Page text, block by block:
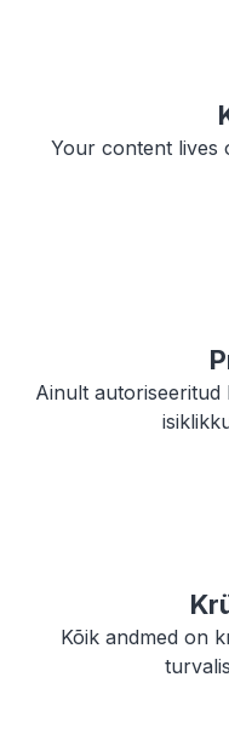
Your content lives
Ainult autoriseeritud
Kõik andmed on